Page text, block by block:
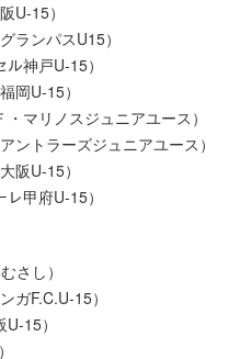
U-15）
ンパスU15）
神戸U-15）
U-15）
マリノスジュニアユース）
トラーズジュニアユース）
U-15）
甲府U-15）
さし）
F.C.U-15）
15）